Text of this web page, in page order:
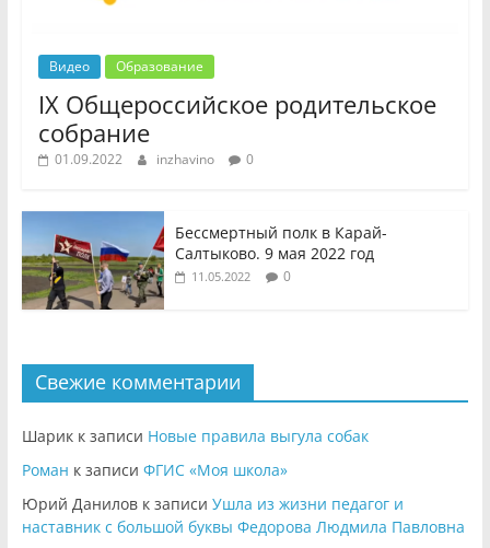
Видео Образование
IX Общероссийское родительское
собрание
01.09.2022 inzhavino 0
Бессмертный полк в Карай-
Салтыково. 9 мая 2022 год
11.05.2022 0
Свежие комментарии
Шарикк записи Новые правила выгула собак
Роман к записи ФГИС «Моя школа»
Юрий Даниловк записи Ушла из жизни педагог и
наставник с большой буквы Федорова Людмила Павловна